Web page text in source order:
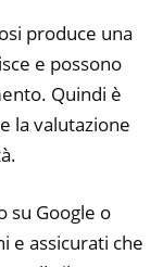
produce una
e possono
Quindi è
la valutazione
su Google o
e assicurati che